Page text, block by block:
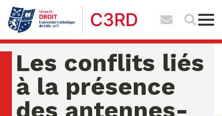
Les conflits liés
à la présence
des antennes-